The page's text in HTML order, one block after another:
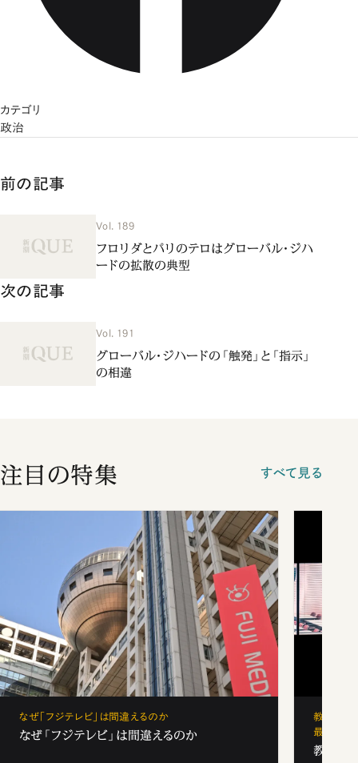
カテゴリ
政治
前の記事
Vol. 189
フロリダとパリのテロはグローバル・ジハ
ードの拡散の典型
次の記事
Vol. 191
グローバル・ジハードの「触発」と「指示」
の相違
注目の特集 すべて見る
なぜ「フジテレビ」は間違えるのか
なぜ「フジテレビ」は間違えるのか
教育の地
最新勢力
教育の